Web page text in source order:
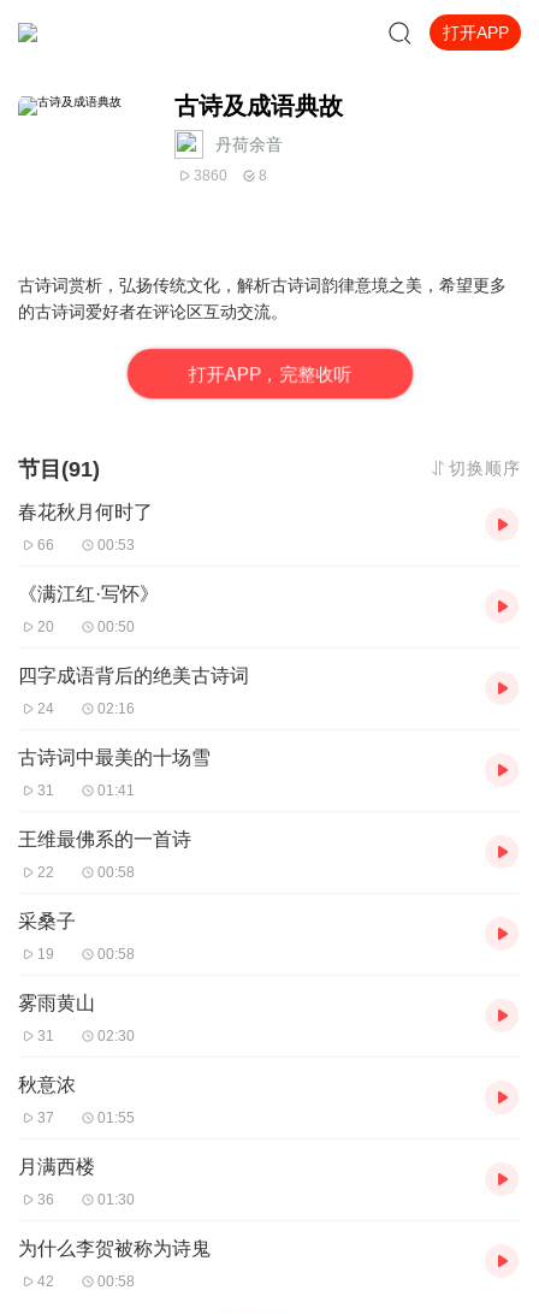
打开APP
古诗及成语典故
丹荷余音
3860 8
古诗词赏析，弘扬传统文化，解析古诗词韵律意境之美，希望更多
的古诗词爱好者在评论区互动交流。
打开APP，完整收听
节目(91) 切换顺序
春花秋月何时了
66 00:53
《满江红·写怀》
20 00:50
四字成语背后的绝美古诗词
24 02:16
古诗词中最美的十场雪
31 01:41
王维最佛系的一首诗
22 00:58
采桑子
19 00:58
雾雨黄山
31 02:30
秋意浓
37 01:55
月满西楼
36 01:30
为什么李贺被称为诗鬼
42 00:58